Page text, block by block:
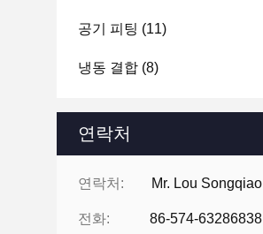
공기 피팅 (11)
냉동 결합 (8)
연락처
연락처: Mr. Lou Songqiao
전화: 86-574-63286838